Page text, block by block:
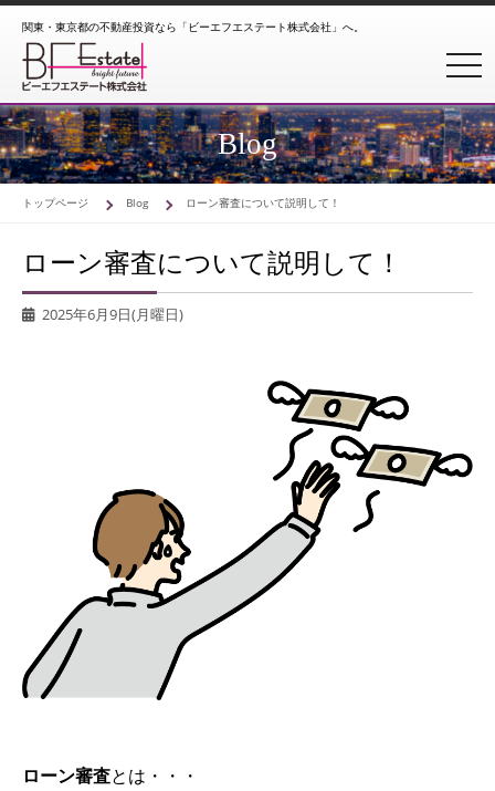
関東・東京都の不動産投資なら「ビーエフエステート株式会社」へ。
Blog
トップページ Blog ローン審査について説明して！
ローン審査について説明して！
2025年6月9日(月曜日)
ローン審査とは・・・